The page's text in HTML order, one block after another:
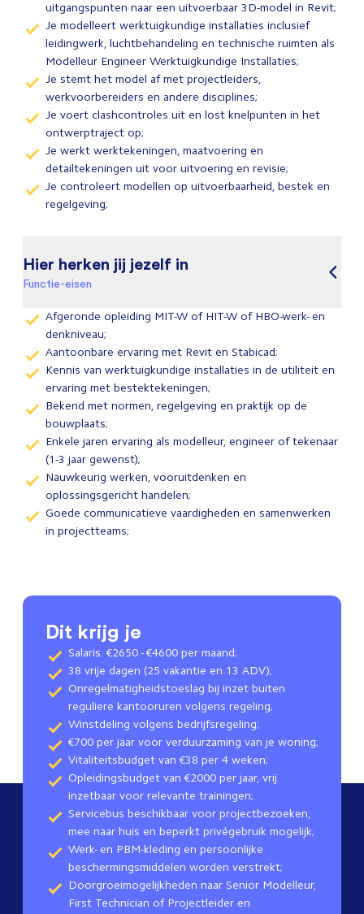
uitgangspunten naar een uitvoerbaar 3D-model in Revit;
Je modelleert werktuigkundige installaties inclusief
leidingwerk, luchtbehandeling en technische ruimten als
Modelleur Engineer Werktuigkundige Installaties;
Je stemt het model af met projectleiders,
werkvoorbereiders en andere disciplines;
Je voert clashcontroles uit en lost knelpunten in het
ontwerptraject op;
Je werkt werktekeningen, maatvoering en
detailtekeningen uit voor uitvoering en revisie;
Je controleert modellen op uitvoerbaarheid, bestek en
regelgeving;
Hier herken jij jezelf in
Functie-eisen
Afgeronde opleiding MIT-W of HIT-W of HBO-werk- en
denkniveau;
Aantoonbare ervaring met Revit en Stabicad;
Kennis van werktuigkundige installaties in de utiliteit en
ervaring met bestektekeningen;
Bekend met normen, regelgeving en praktijk op de
bouwplaats;
Enkele jaren ervaring als modelleur, engineer of tekenaar
(1-3 jaar gewenst);
Nauwkeurig werken, vooruitdenken en
oplossingsgericht handelen;
Goede communicatieve vaardigheden en samenwerken
in projectteams;
Dit krijg je
Salaris: €2650 - €4600 per maand;
38 vrije dagen (25 vakantie en 13 ADV);
Onregelmatigheidstoeslag bij inzet buiten
reguliere kantooruren volgens regeling;
Winstdeling volgens bedrijfsregeling;
€700 per jaar voor verduurzaming van je woning;
Vitaliteitsbudget van €38 per 4 weken;
Opleidingsbudget van €2000 per jaar, vrij
inzetbaar voor relevante trainingen;
Servicebus beschikbaar voor projectbezoeken,
mee naar huis en beperkt privégebruik mogelijk;
Werk- en PBM-kleding en persoonlijke
beschermingsmiddelen worden verstrekt;
Doorgroeimogelijkheden naar Senior Modelleur,
First Technician of Projectleider en